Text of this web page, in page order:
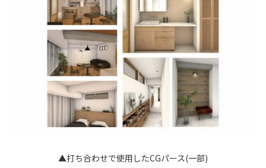
▲打ち合わせで使用したCGパース(一部)